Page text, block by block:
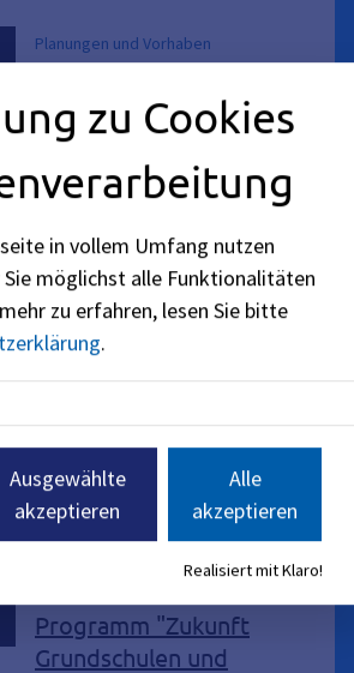
Planungen und Vorhaben
Grundschule: Anbau für
Ganztagsbetreuung
Auf Grund der steigenden
Schüler*innenzahlen und zur
Sicherstellung des
Rechtsanspruchs auf
Ganztagsbetreuung wird die
Friedrich-Rückert-Grundschule
durch einen Neubau erweitert.
Generalsanierung
Generalsanierung des Gymnasium
Fridericianums
Programm "Zukunft
Grundschulen und
zu Cookies
in vollem Umfang nutzen
möglichst alle Funktionalitäten
zu erfahren, lesen Sie bitte
.
Ausgewählte
akzeptieren
Alle
akzeptieren
Realisiert mit Klaro!